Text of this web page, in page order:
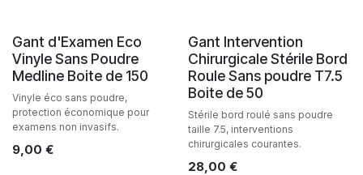
Gant d'Examen Eco
Vinyle Sans Poudre
Medline Boite de 150
Vinyle éco sans poudre,
protection économique pour
examens non invasifs.
9,00 €
Gant Intervention
Chirurgicale Stérile Bord
Roule Sans poudre T7.5
Boite de 50
Stérile bord roulé sans poudre
taille 7.5, interventions
chirurgicales courantes.
28,00 €